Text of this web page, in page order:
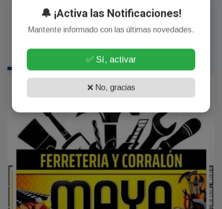
🔔 ¡Activa las Notificaciones!
Mantente informado con las últimas novedades.
✅ Sí, activar
❌ No, gracias